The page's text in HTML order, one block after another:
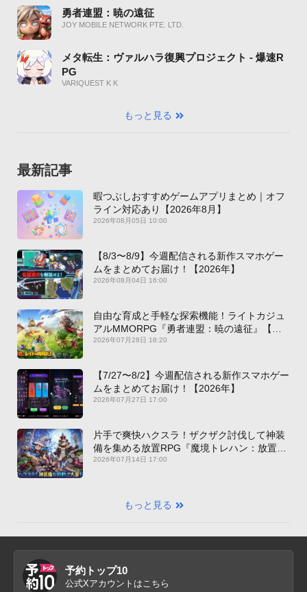
勇者連盟：暁の遠征
JOY MOBILE NETWORK PTE. LTD.
メタ転生：ヴァルハラ復興プロジェクト - 爆速R
PG
VARIQUEST K K
もっと見る
最新記事
暇つぶしおすすめゲームアプリまとめ｜オフ
ライン対応あり【2026年8月】
2026年08月05日 10:00
【8/3〜8/9】今週配信される新作スマホゲー
ムをまとめてお届け！【2026年】
2026年08月04日 16:00
自由な育成と手軽な探索機能！ライトカジュ
アルMMORPG『勇者連盟：暁の遠征』【最
新作PICKUP】
2026年07月28日 18:20
【7/27〜8/2】今週配信される新作スマホゲー
ムをまとめてお届け！【2026年】
2026年07月27日 17:00
片手で爽快ハクスラ！ザクザク討伐して神装
備を集める放置RPG『魔境トレハン：放置で
神装備』【最新作PICKUP】
2026年07月14日 17:00
もっと見る
予約トップ10
公式Xアカウントはこちら